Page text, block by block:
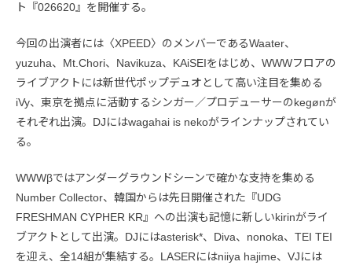
ト『026620』を開催する。
今回の出演者には〈XPEED〉のメンバーであるWaater、
yuzuha、Mt.Chori、Navikuza、KAiSEIをはじめ、WWWフロアの
ライブアクトには新世代ポップデュオとして高い注目を集める
iVy、東京を拠点に活動するシンガー／プロデューサーのkegønが
それぞれ出演。DJにはwagahai is nekoがラインナップされてい
る。
WWWβではアンダーグラウンドシーンで確かな支持を集める
Number Collector、韓国からは先日開催された『UDG
FRESHMAN CYPHER KR』への出演も記憶に新しいkirinがライ
ブアクトとして出演。DJにはasterisk*、Diva、nonoka、TEI TEI
を迎え、全14組が集結する。LASERにはniiya hajime、VJには